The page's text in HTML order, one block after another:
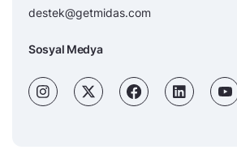
destek@getmidas.com
Sosyal Medya